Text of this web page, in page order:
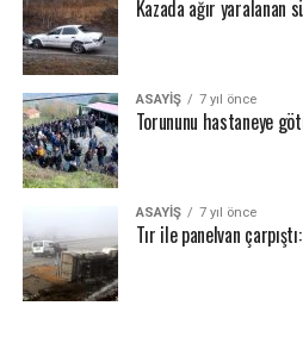
Kazada ağır yaralanan
ASAYİŞ 7 yıl önce
Torununu hastaneye
ASAYİŞ 7 yıl önce
Tır ile panelvan